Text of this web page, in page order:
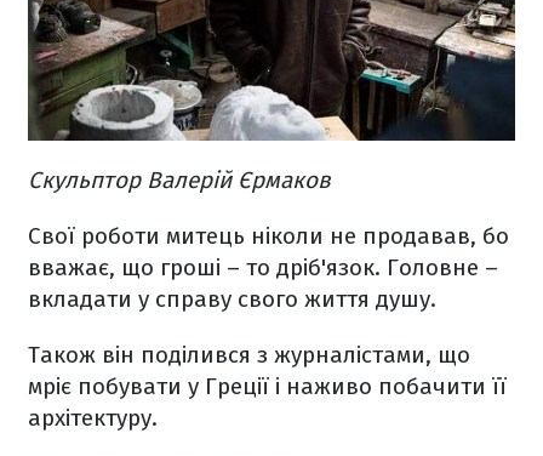
Скульптор Валерій Єрмаков
Свої роботи митець ніколи не продавав, бо
вважає, що гроші – то дріб'язок. Головне –
вкладати у справу свого життя душу.
Також він поділився з журналістами, що
мріє побувати у Греції і наживо побачити її
архітектуру.